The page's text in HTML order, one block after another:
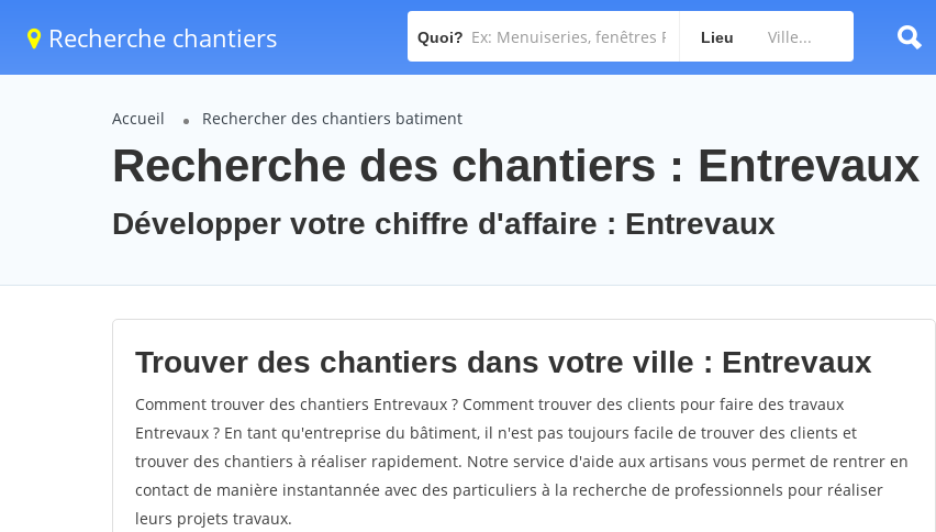
Recherche chantiers Quoi? Lieu
Accueil Rechercher des chantiers batiment
Recherche des chantiers : Entrevaux
Développer votre chiffre d'affaire : Entrevaux
Trouver des chantiers dans votre ville : Entrevaux
Comment trouver des chantiers Entrevaux ? Comment trouver des clients pour faire des travaux
Entrevaux ? En tant qu'entreprise du bâtiment, il n'est pas toujours facile de trouver des clients et
trouver des chantiers à réaliser rapidement. Notre service d'aide aux artisans vous permet de rentrer en
contact de manière instantannée avec des particuliers à la recherche de professionnels pour réaliser
leurs projets travaux.